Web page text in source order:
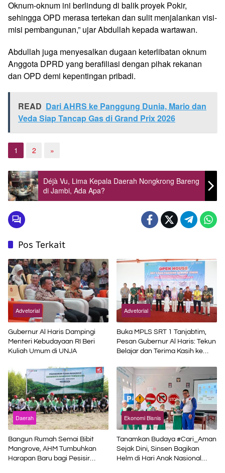
Oknum-oknum ini berlindung di balik proyek Pokir,
sehingga OPD merasa tertekan dan sulit menjalankan visi-
misi pembangunan,” ujar Abdullah kepada wartawan.
Abdullah juga menyesalkan dugaan keterlibatan oknum
Anggota DPRD yang berafiliasi dengan pihak rekanan
dan OPD demi kepentingan pribadi.
READ Dari AHRS ke Panggung Dunia, Mario dan
Veda Siap Tancap Gas di Grand Prix 2026
1 2 »
Déjà Vu, Lima Kepala Daerah Nongkrong Bareng
di Jambi, Ada Apa?
Pos Terkait
Advetorial
Gubernur Al Haris Dampingi
Menteri Kebudayaan RI Beri
Kuliah Umum di UNJA
Advetorial
Buka MPLS SRT 1 Tanjabtim,
Pesan Gubernur Al Haris: Tekun
Belajar dan Terima Kasih ke
Daerah
Bangun Rumah Semai Bibit
Mangrove, AHM Tumbuhkan
Harapan Baru bagi Pesisir
Ekonomi Bisnis
Tanamkan Budaya #Cari_Aman
Sejak Dini, Sinsen Bagikan
Helm di Hari Anak Nasional